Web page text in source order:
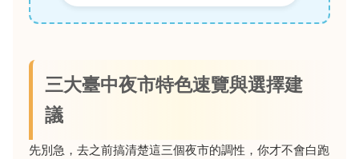
三大臺中夜市特色速覽與選擇建
議
先別急，去之前搞清楚這三個夜市的調性，你才不會白跑